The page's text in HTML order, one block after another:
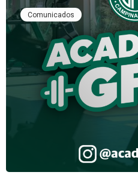
Comunicados